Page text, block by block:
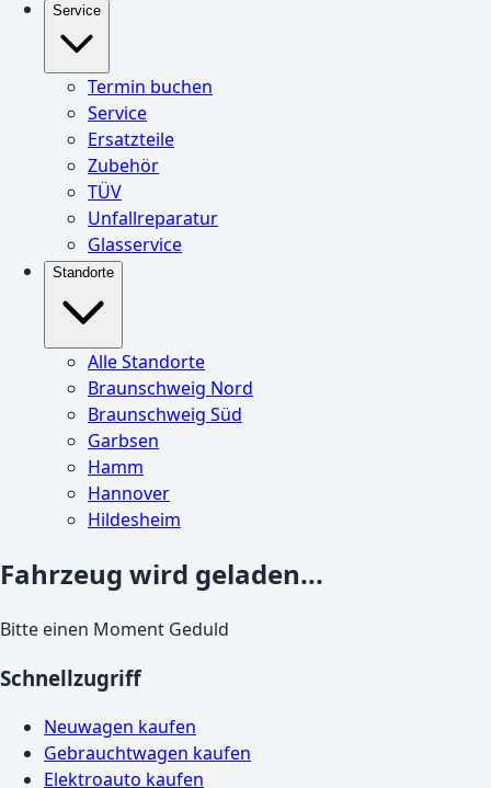
Service
Termin buchen
Service
Ersatzteile
Zubehör
TÜV
Unfallreparatur
Glasservice
Standorte
Alle Standorte
Braunschweig Nord
Braunschweig Süd
Garbsen
Hamm
Hannover
Hildesheim
Fahrzeug wird geladen...
Bitte einen Moment Geduld
Schnellzugriff
Neuwagen kaufen
Gebrauchtwagen kaufen
Elektroauto kaufen